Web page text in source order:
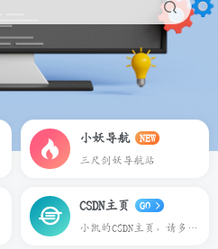
小妖导航 NEW
三尺剑妖导航站
CSDN主页 GO
小凯的CSDN主页，请多多关照